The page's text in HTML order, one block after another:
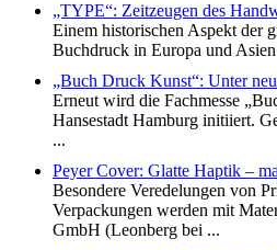
„TYPE“: Zeitzeugen des
Einem historischen Aspekt der
Buchdruck in Europa und
„Buch Druck Kunst“: Unter
Erneut wird die Fachmesse
Hansestadt Hamburg initiiert.
...
Peyer Cover: Glatte Haptik –
Besondere Veredelungen von
Verpackungen werden mit
GmbH (Leonberg bei ...